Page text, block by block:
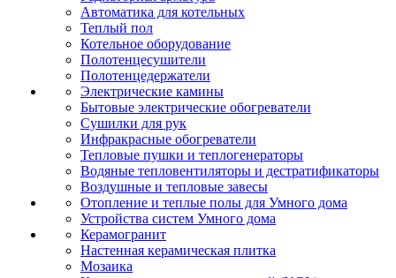
Автоматика для котельных
Теплый пол
Котельное оборудование
Полотенцесушители
Полотенцедержатели
Электрические камины
Бытовые электрические обогреватели
Сушилки для рук
Инфракрасные обогреватели
Тепловые пушки и теплогенераторы
Водяные тепловентиляторы и дестратификаторы
Воздушные и тепловые завесы
Отопление и теплые полы для Умного дома
Устройства систем Умного дома
Керамогранит
Настенная керамическая плитка
Мозаика